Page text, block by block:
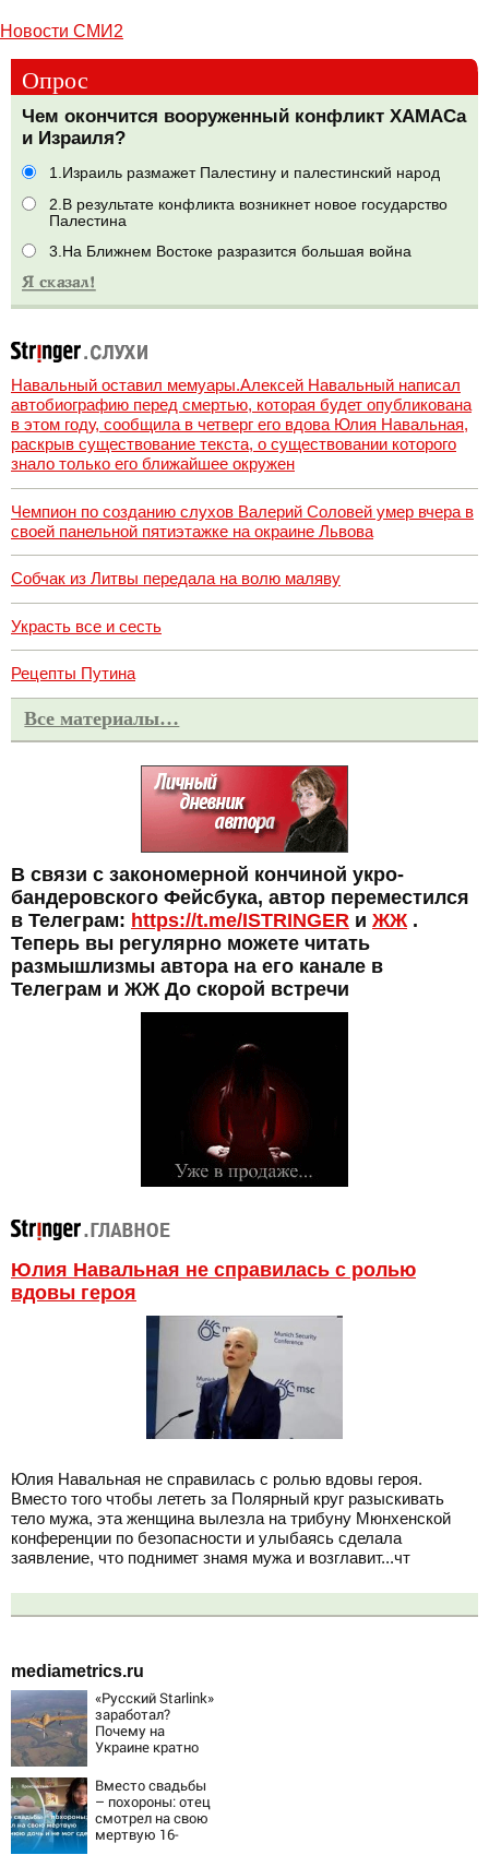
Новости СМИ2
Опрос
Чем окончится вооруженный конфликт ХАМАСа
и Израиля?
1.Израиль размажет Палестину и палестинский народ
2.В результате конфликта возникнет новое государство
Палестина
3.На Ближнем Востоке разразится большая война
Навальный оставил мемуары.Алексей Навальный написал
автобиографию перед смертью, которая будет опубликована
в этом году, сообщила в четверг его вдова Юлия Навальная,
раскрыв существование текста, о существовании которого
знало только его ближайшее окружен
Чемпион по созданию слухов Валерий Соловей умер вчера в
своей панельной пятиэтажке на окраине Львова
Собчак из Литвы передала на волю маляву
Украсть все и сесть
Рецепты Путина
Все материалы…
В связи с закономерной кончиной укро-
бандеровского Фейсбука, автор переместился
в Телеграм: https://t.me/ISTRINGER и ЖЖ .
Теперь вы регулярно можете читать
размышлизмы автора на его канале в
Телеграм и ЖЖ До скорой встречи
Юлия Навальная не справилась с ролью
вдовы героя
Юлия Навальная не справилась с ролью вдовы героя.
Вместо того чтобы лететь за Полярный круг разыскивать
тело мужа, эта женщина вылезла на трибуну Мюнхенской
конференции по безопасности и улыбаясь сделала
заявление, что поднимет знамя мужа и возглавит...чт
mediametrics.ru
«Русский Starlink»
заработал?
Почему на
Украине кратно
точность
попаданий по
объектам ВСУ
Вместо свадьбы
– похороны: отец
смотрел на свою
мертвую 16-